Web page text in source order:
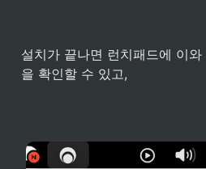
설치가 끝나면 런치패드에 이
을 확인할 수 있고,